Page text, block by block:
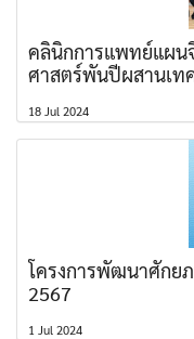
คลินิกการแพทย์แผน
ศาสตร์พันปีผสานเท
18 Jul 2024
โครงการพัฒนาศักย
2567
1 Jul 2024